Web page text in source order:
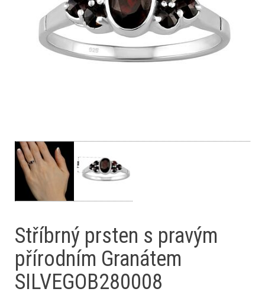
Stříbrný prsten s pravým
přírodním Granátem
SILVEGOB280008